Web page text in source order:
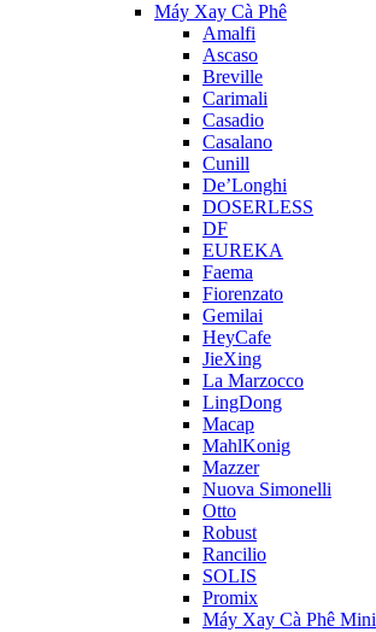
Máy Xay Cà Phê
Amalfi
Ascaso
Breville
Carimali
Casadio
Casalano
Cunill
De’Longhi
DOSERLESS
DF
EUREKA
Faema
Fiorenzato
Gemilai
HeyCafe
JieXing
La Marzocco
LingDong
Macap
MahlKonig
Mazzer
Nuova Simonelli
Otto
Robust
Rancilio
SOLIS
Promix
Máy Xay Cà Phê Mini